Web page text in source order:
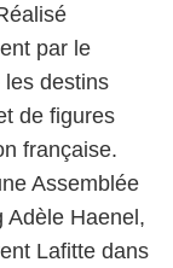
par le
les destins
de figures
française.
Assemblée
Adèle Haenel,
Lafitte dans